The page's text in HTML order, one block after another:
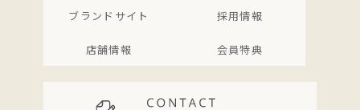
ブランドサイト 採用情報
店舗情報 会員特典